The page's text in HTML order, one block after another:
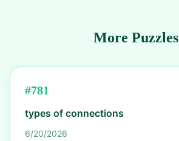
More Puzzles
#781
types of connections
6/20/2026